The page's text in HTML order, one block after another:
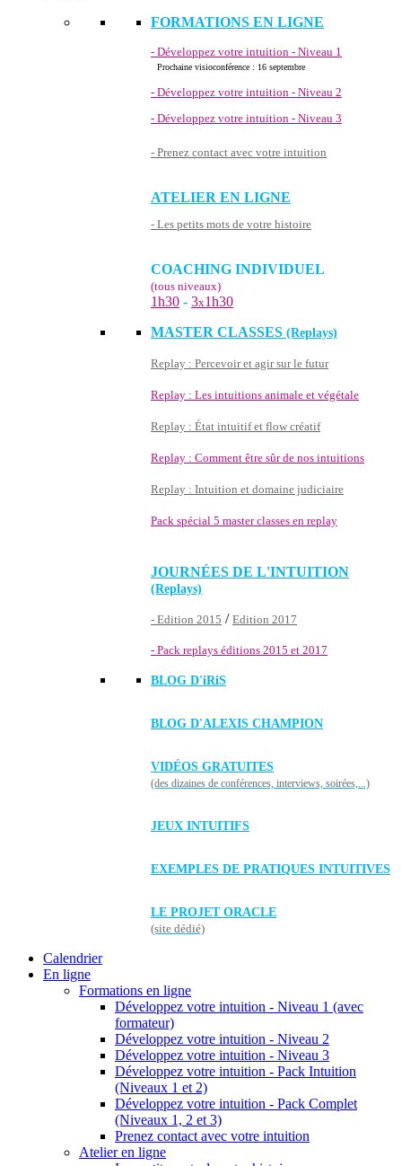
FORMATIONS EN LIGNE
- Développez votre intuition - Niveau 1
Prochaine visioconférence : 16 septembre
- Développez votre intuition - Niveau 2
- Développez votre intuition - Niveau 3
- Prenez contact avec votre intuition
ATELIER EN LIGNE
- Les petits mots de votre histoire
COACHING INDIVIDUEL
(tous niveaux)
1h30 - 3x1h30
MASTER CLASSES (Replays)
Replay : Percevoir et agir sur le futur
Replay : Les intuitions animale et végétale
Replay : État intuitif et flow créatif
Replay : Comment être sûr de nos intuitions
Replay : Intuition et domaine judiciaire
Pack spécial 5 master classes en replay
JOURNÉES DE L'INTUITION
(Replays)
- Edition 2015 / Edition 2017
- Pack replays éditions 2015 et 2017
BLOG D'iRiS
BLOG D'ALEXIS CHAMPION
VIDÉOS GRATUITES
(des dizaines de conférences, interviews, soirées,...)
JEUX INTUITIFS
EXEMPLES DE PRATIQUES INTUITIVES
LE PROJET ORACLE
(site dédié)
Calendrier
En ligne
Formations en ligne
Développez votre intuition - Niveau 1 (avec
formateur)
Développez votre intuition - Niveau 2
Développez votre intuition - Niveau 3
Développez votre intuition - Pack Intuition
(Niveaux 1 et 2)
Développez votre intuition - Pack Complet
(Niveaux 1, 2 et 3)
Prenez contact avec votre intuition
Atelier en ligne